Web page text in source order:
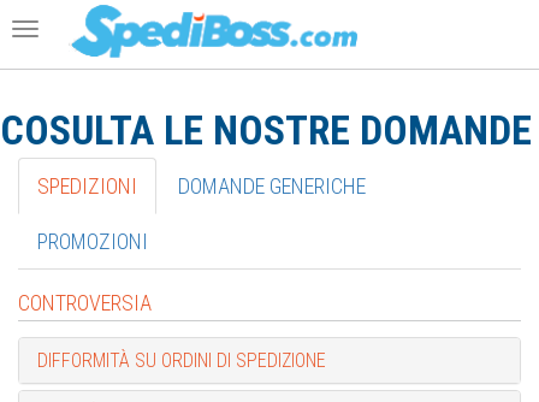
Toggle
navigation
COSULTA LE NOSTRE
SPEDIZIONI DOMANDE GENERICHE
PROMOZIONI
CONTROVERSIA
DIFFORMITÀ SU ORDINI DI SPEDIZIONE